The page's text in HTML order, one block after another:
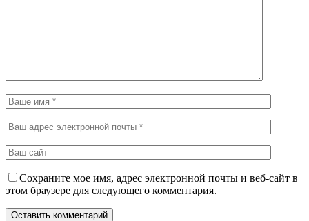
Сохраните мое имя, адрес электронной почты и веб-сайт в
этом браузере для следующего комментария.